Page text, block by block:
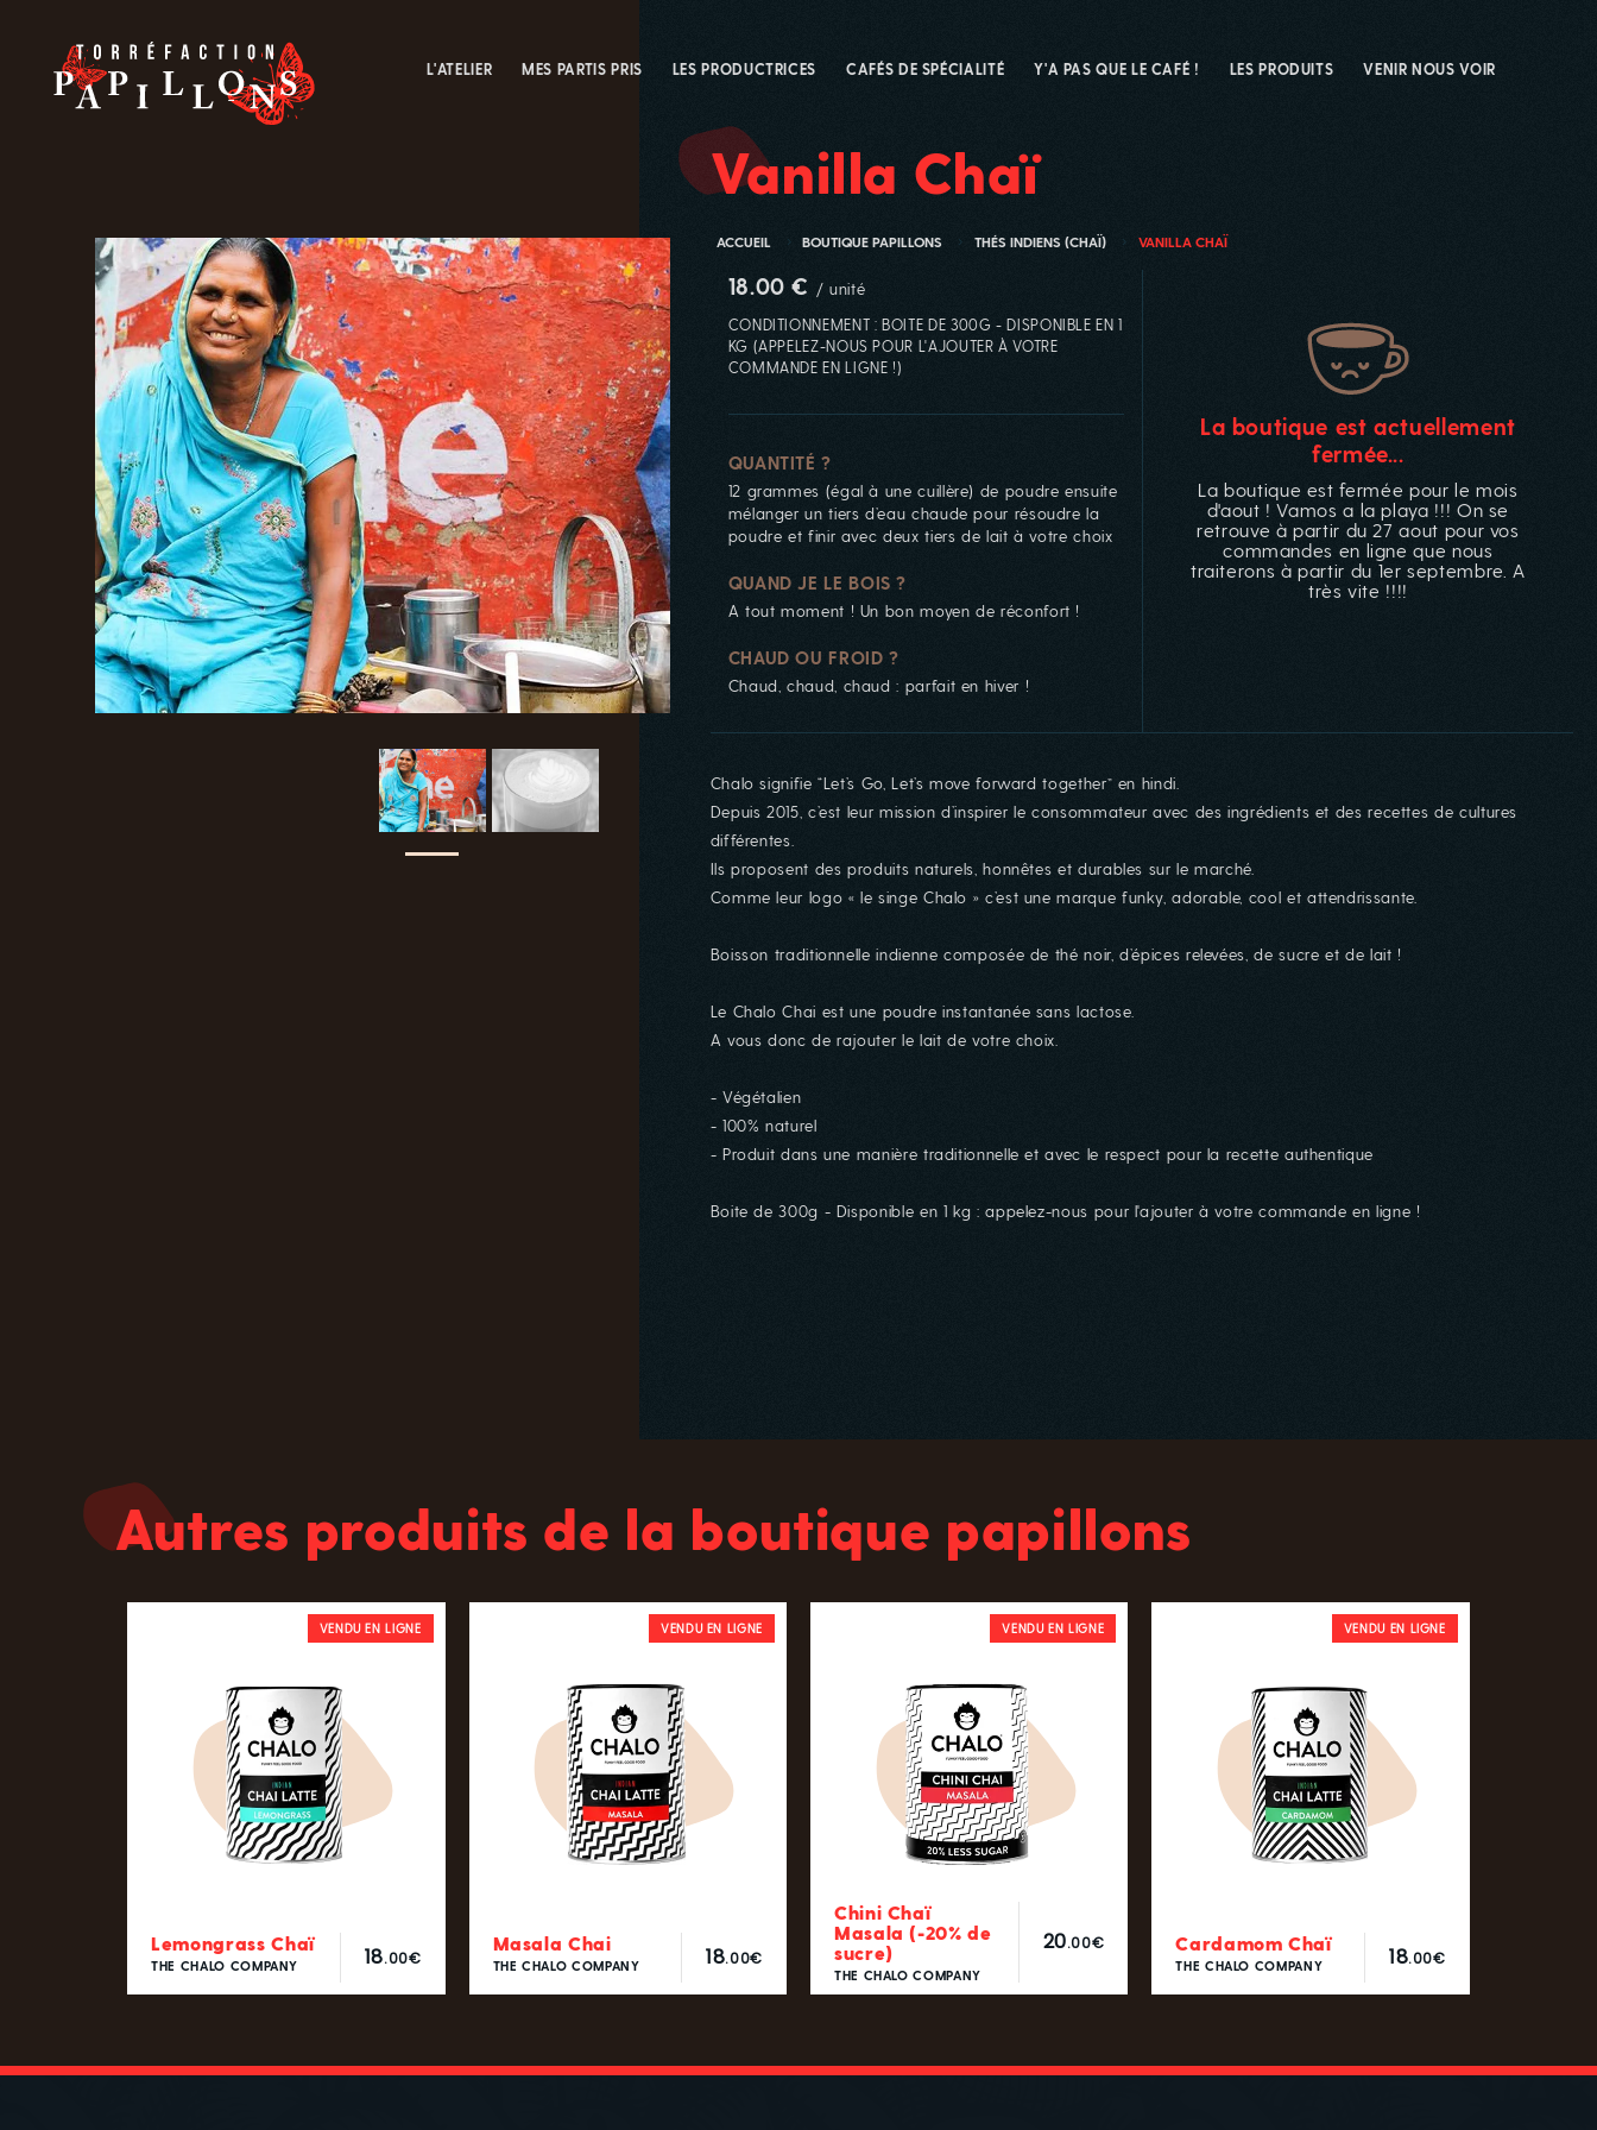
L'ATELIER MES PARTIS PRIS LES PRODUCTRICES CAFÉS DE SPÉCIALITÉ Y'A PAS QUE LE CAFÉ ! LES PRODUITS VENIR NOUS VOIR
Vanilla Chaï
ACCUEIL BOUTIQUE PAPILLONS THÉS INDIENS (CHAÏ) VANILLA CHAÏ
18.00 € / unité
CONDITIONNEMENT : BOITE DE 300G - DISPONIBLE EN 1
KG (APPELEZ-NOUS POUR L'AJOUTER À VOTRE
COMMANDE EN LIGNE !)
QUANTITÉ ?
12 grammes (égal à une cuillère) de poudre ensuite
mélanger un tiers d’eau chaude pour résoudre la
poudre et finir avec deux tiers de lait à votre choix
QUAND JE LE BOIS ?
A tout moment ! Un bon moyen de réconfort !
CHAUD OU FROID ?
Chaud, chaud, chaud : parfait en hiver !
La boutique est actuellement
fermée...
La boutique est fermée pour le mois
d'aout ! Vamos a la playa !!! On se
retrouve à partir du 27 aout pour vos
commandes en ligne que nous
traiterons à partir du 1er septembre. A
très vite !!!!
Chalo signifie “Let’s Go, Let’s move forward together” en hindi.
Depuis 2015, c’est leur mission d’inspirer le consommateur avec des ingrédients et des recettes de cultures
différentes.
Ils proposent des produits naturels, honnêtes et durables sur le marché.
Comme leur logo « le singe Chalo » c’est une marque funky, adorable, cool et attendrissante.
Boisson traditionnelle indienne composée de thé noir, d’épices relevées, de sucre et de lait !
Le Chalo Chai est une poudre instantanée sans lactose.
A vous donc de rajouter le lait de votre choix.
- Végétalien
- 100% naturel
- Produit dans une manière traditionnelle et avec le respect pour la recette authentique
Boite de 300g - Disponible en 1 kg : appelez-nous pour l'ajouter à votre commande en ligne !
Autres produits de la boutique papillons
VENDU EN LIGNE
Lemongrass Chaï
THE CHALO COMPANY 18.00€
VENDU EN LIGNE
Masala Chai
THE CHALO COMPANY 18.00€
VENDU EN LIGNE
Chini Chaï
Masala (-20% de
sucre)
THE CHALO COMPANY
20.00€
VENDU EN LIGNE
Cardamom Chaï
THE CHALO COMPANY 18.00€